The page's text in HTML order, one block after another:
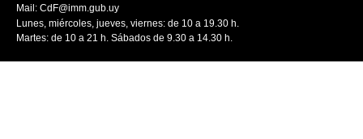
Mail: CdF@imm.gub.uy
Lunes, miércoles, jueves, viernes: de 10 a 19.30 h.
Martes: de 10 a 21 h. Sábados de 9.30 a 14.30 h.